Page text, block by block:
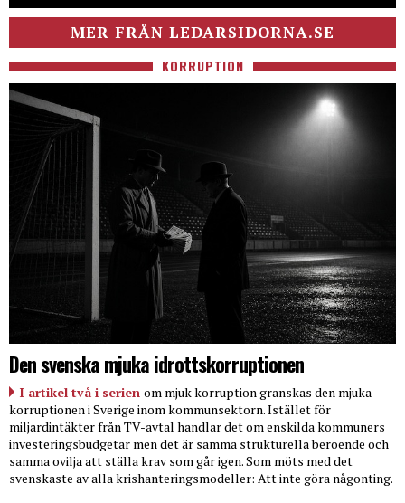
MER FRÅN LEDARSIDORNA.SE
KORRUPTION
Den svenska mjuka idrottskorruptionen
I artikel två i serien om mjuk korruption granskas den mjuka
korruptionen i Sverige inom kommunsektorn. Istället för
miljardintäkter från TV-avtal handlar det om enskilda kommuners
investeringsbudgetar men det är samma strukturella beroende och
samma ovilja att ställa krav som går igen. Som möts med det
svenskaste av alla krishanteringsmodeller: Att inte göra någonting.